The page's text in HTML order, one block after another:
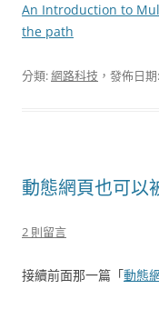
An Introduction to
the path
分類:網路科技 ，發佈日期:
動態網頁也可以
2 則留言
接續前面那一篇「動態